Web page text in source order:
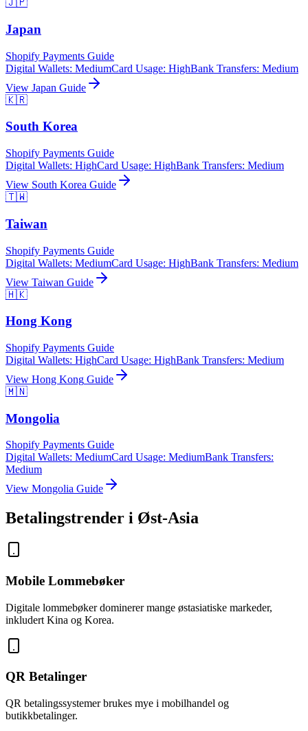
🇯🇵
Japan
Shopify Payments Guide
Digital Wallets: MediumCard Usage: HighBank Transfers: Medium
View Japan Guide
🇰🇷
South Korea
Shopify Payments Guide
Digital Wallets: HighCard Usage: HighBank Transfers: Medium
View South Korea Guide
🇹🇼
Taiwan
Shopify Payments Guide
Digital Wallets: MediumCard Usage: HighBank Transfers: Medium
View Taiwan Guide
🇭🇰
Hong Kong
Shopify Payments Guide
Digital Wallets: HighCard Usage: HighBank Transfers: Medium
View Hong Kong Guide
🇲🇳
Mongolia
Shopify Payments Guide
Digital Wallets: MediumCard Usage: MediumBank Transfers:
Medium
View Mongolia Guide
Betalingstrender i Øst-Asia
Mobile Lommebøker
Digitale lommebøker dominerer mange østasiatiske markeder,
inkludert Kina og Korea.
QR Betalinger
QR betalingssystemer brukes mye i mobilhandel og
butikkbetalinger.